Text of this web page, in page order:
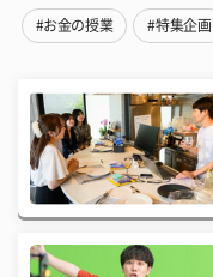
#お金の授業 #特集企画